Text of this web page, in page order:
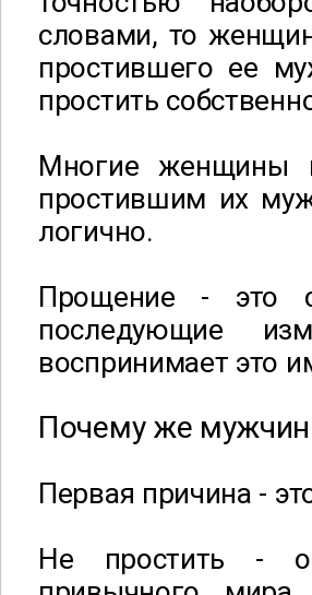
словами, то
простившего ее
простить
Многие женщины
простившим их
логично.
Прощение - это
последующие
воспринимает это
Почему же
Первая причина -
Не простить -